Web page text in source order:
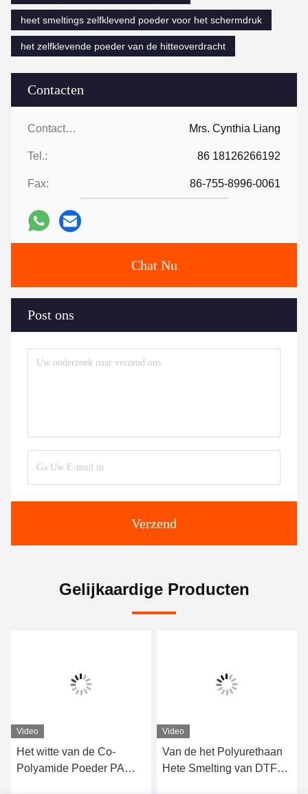
Contacten
Contacten: Mrs. Cynthia Liang
Tel.: 86 18126266192
Fax: 86-755-8996-0061
Chat Nu
Post ons
Verzend
heet smeltings zelfklevend poeder voor het schermdruk
het zelfklevende poeder van de hitteoverdracht
Gelijkaardige Producten
Video
Het witte van de Co-
Polyamide Poeder PA
Video
Van de het Polyurethaan
Hete Smelting van DTF